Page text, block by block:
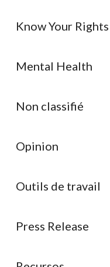
Know Your Rights
Mental Health
Non classifié
Opinion
Outils de travail
Press Release